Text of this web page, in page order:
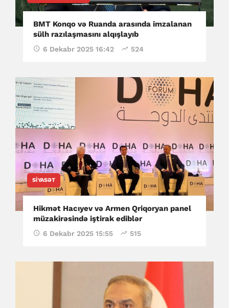
BMT Konqo və Ruanda arasında imzalanan
sülh razılaşmasını alqışlayıb
6 Dekabr 2025 16:42 524
SIYASƏT
Hikmət Hacıyev və Armen Qriqoryan panel
müzakirəsində iştirak ediblər
6 Dekabr 2025 15:55 515